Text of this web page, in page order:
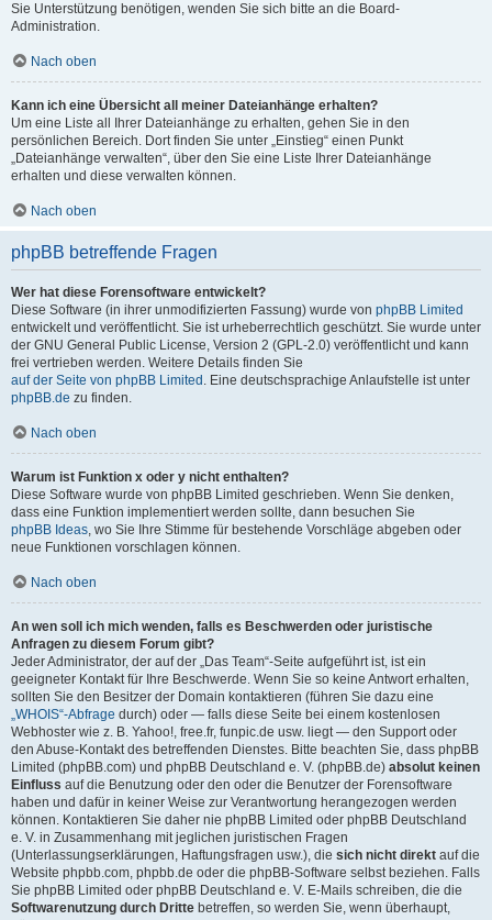
Sie Unterstützung benötigen, wenden Sie sich bitte an die Board-
Administration.
Nach oben
Kann ich eine Übersicht all meiner Dateianhänge erhalten?
Um eine Liste all Ihrer Dateianhänge zu erhalten, gehen Sie in den
persönlichen Bereich. Dort finden Sie unter „Einstieg“ einen Punkt
„Dateianhänge verwalten“, über den Sie eine Liste Ihrer Dateianhänge
erhalten und diese verwalten können.
Nach oben
phpBB betreffende Fragen
Wer hat diese Forensoftware entwickelt?
Diese Software (in ihrer unmodifizierten Fassung) wurde von phpBB Limited
entwickelt und veröffentlicht. Sie ist urheberrechtlich geschützt. Sie wurde unter
der GNU General Public License, Version 2 (GPL-2.0) veröffentlicht und kann
frei vertrieben werden. Weitere Details finden Sie
auf der Seite von phpBB Limited . Eine deutschsprachige Anlaufstelle ist unter
phpBB.de zu finden.
Nach oben
Warum ist Funktion x oder y nicht enthalten?
Diese Software wurde von phpBB Limited geschrieben. Wenn Sie denken,
dass eine Funktion implementiert werden sollte, dann besuchen Sie
phpBB Ideas, wo Sie Ihre Stimme für bestehende Vorschläge abgeben oder
neue Funktionen vorschlagen können.
Nach oben
An wen soll ich mich wenden, falls es Beschwerden oder juristische
Anfragen zu diesem Forum gibt?
Jeder Administrator, der auf der „Das Team“-Seite aufgeführt ist, ist ein
geeigneter Kontakt für Ihre Beschwerde. Wenn Sie so keine Antwort erhalten,
sollten Sie den Besitzer der Domain kontaktieren (führen Sie dazu eine
„WHOIS“-Abfrage durch) oder — falls diese Seite bei einem kostenlosen
Webhoster wie z. B. Yahoo!, free.fr, funpic.de usw. liegt — den Support oder
den Abuse-Kontakt des betreffenden Dienstes. Bitte beachten Sie, dass phpBB
Limited (phpBB.com) und phpBB Deutschland e. V. (phpBB.de) absolut keinen
Einfluss auf die Benutzung oder den oder die Benutzer der Forensoftware
haben und dafür in keiner Weise zur Verantwortung herangezogen werden
können. Kontaktieren Sie daher nie phpBB Limited oder phpBB Deutschland
e. V. in Zusammenhang mit jeglichen juristischen Fragen
(Unterlassungserklärungen, Haftungsfragen usw.), die sich nicht direkt auf die
Website phpbb.com, phpbb.de oder die phpBB-Software selbst beziehen. Falls
Sie phpBB Limited oder phpBB Deutschland e. V. E-Mails schreiben, die die
Softwarenutzung durch Dritte betreffen, so werden Sie, wenn überhaupt,